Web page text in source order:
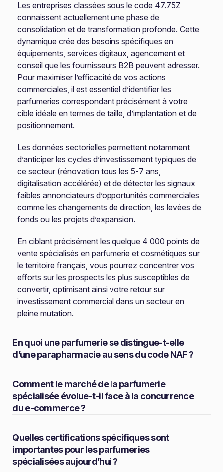
Les entreprises classées sous le code 47.75Z
connaissent actuellement une phase de
consolidation et de transformation profonde. Cette
dynamique crée des besoins spécifiques en
équipements, services digitaux, agencement et
conseil que les fournisseurs B2B peuvent adresser.
Pour maximiser l’efficacité de vos actions
commerciales, il est essentiel d’identifier les
parfumeries correspondant précisément à votre
cible idéale en termes de taille, d’implantation et de
positionnement.
Les données sectorielles permettent notamment
d’anticiper les cycles d’investissement typiques de
ce secteur (rénovation tous les 5-7 ans,
digitalisation accélérée) et de détecter les signaux
faibles annonciateurs d’opportunités commerciales
comme les changements de direction, les levées de
fonds ou les projets d’expansion.
En ciblant précisément les quelque 4 000 points de
vente spécialisés en parfumerie et cosmétiques sur
le territoire français, vous pourrez concentrer vos
efforts sur les prospects les plus susceptibles de
convertir, optimisant ainsi votre retour sur
investissement commercial dans un secteur en
pleine mutation.
En quoi une parfumerie se distingue-t-elle
d’une parapharmacie au sens du code NAF ?
Comment le marché de la parfumerie
spécialisée évolue-t-il face à la concurrence
du e-commerce ?
Quelles certifications spécifiques sont
importantes pour les parfumeries
spécialisées aujourd’hui ?